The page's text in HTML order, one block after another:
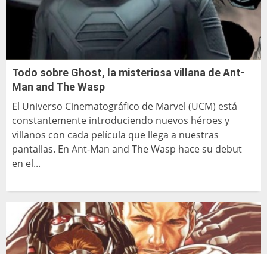
Todo sobre Ghost, la misteriosa villana de Ant-
Man and The Wasp
El Universo Cinematográfico de Marvel (UCM) está
constantemente introduciendo nuevos héroes y
villanos con cada película que llega a nuestras
pantallas. En Ant-Man and The Wasp hace su debut
en el...